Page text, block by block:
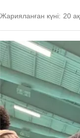
Жарияланған күні: 20